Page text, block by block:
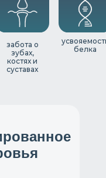
белка
забота о
зубах,
костях и
суставах